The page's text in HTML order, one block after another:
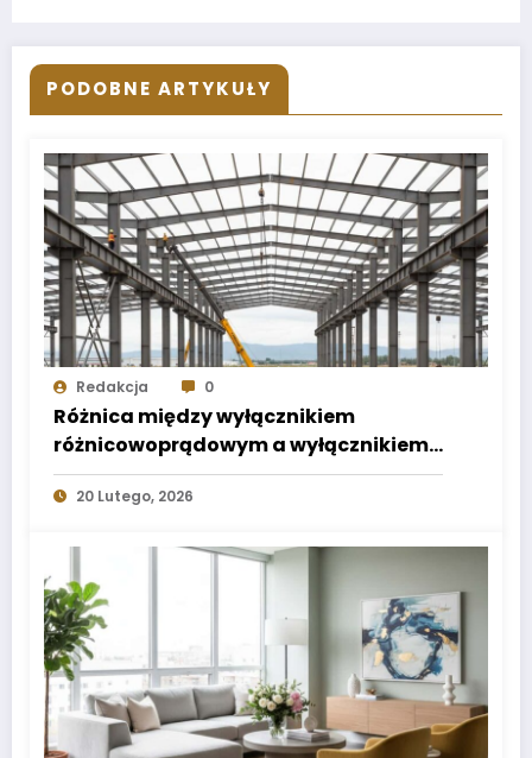
PODOBNE ARTYKUŁY
Redakcja 0
Różnica między wyłącznikiem
różnicowoprądowym a wyłącznikiem
nadprądowym
20 Lutego, 2026